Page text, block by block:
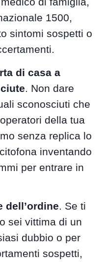
1500,
sintomi sospetti o
di casa a
. Non dare
sconosciuti che
della tua
senza replica lo
inventando
per entrare in
dell’ordine. Se ti
sei vittima di un
dubbio o per
sospetti,